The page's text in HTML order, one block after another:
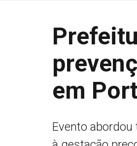
em
Evento